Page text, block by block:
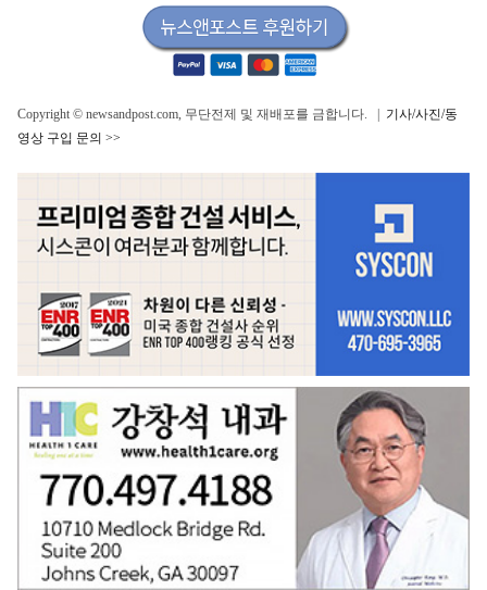
Copyright © newsandpost.com, 무단전제 및 재배포를 금합니다. | 기사/사진/동
영상 구입 문의 >>